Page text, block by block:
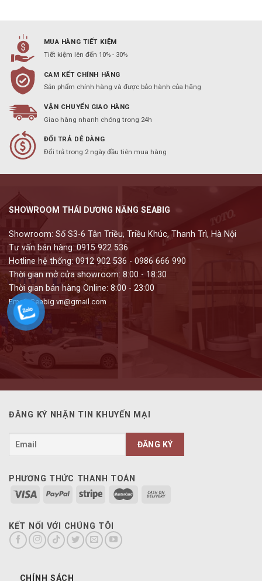
MUA HÀNG TIẾT KIỆM
Tiết kiệm lên đến 10% - 30%
CAM KẾT CHÍNH HÃNG
Sản phẩm chính hàng và được bảo hành của hãng
VẬN CHUYỂN GIAO HÀNG
Giao hàng nhanh chóng trong 24h
ĐỔI TRẢ DỄ DÀNG
Đổi trả trong 2 ngày đầu tiên mua hàng
SHOWROOM THÁI DƯƠNG NĂNG SEABIG
Showroom: Số S3-6 Tân Triều, Triều Khúc, Thanh Trì, Hà Nội
Tư vấn bán hàng: 0915 922 536
Hotline hệ thống: 0912 902 536 - 0986 666 990
Thời gian mở cửa showroom: 8:00 - 18:30
Thời gian bán hàng Online: 8:00 - 23:00
Email: Seabig.vn@gmail.com
ĐĂNG KÝ NHẬN TIN KHUYẾN MẠI
PHƯƠNG THỨC THANH TOÁN
KẾT NỐI VỚI CHÚNG TÔI
CHÍNH SÁCH